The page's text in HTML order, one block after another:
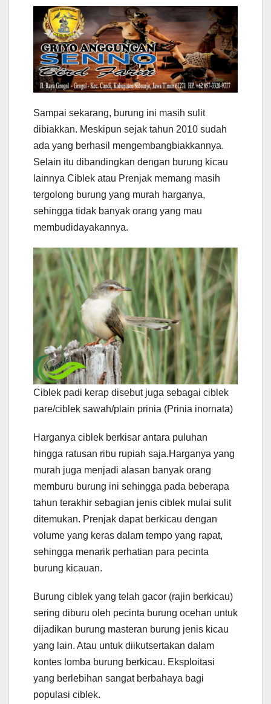
Sampai sekarang, burung ini masih sulit
dibiakkan. Meskipun sejak tahun 2010 sudah
ada yang berhasil mengembangbiakkannya.
Selain itu dibandingkan dengan burung kicau
lainnya Ciblek atau Prenjak memang masih
tergolong burung yang murah harganya,
sehingga tidak banyak orang yang mau
membudidayakannya.
Ciblek padi kerap disebut juga sebagai ciblek
pare/ciblek sawah/plain prinia (Prinia inornata)
Harganya ciblek berkisar antara puluhan
hingga ratusan ribu rupiah saja.Harganya yang
murah juga menjadi alasan banyak orang
memburu burung ini sehingga pada beberapa
tahun terakhir sebagian jenis ciblek mulai sulit
ditemukan. Prenjak dapat berkicau dengan
volume yang keras dalam tempo yang rapat,
sehingga menarik perhatian para pecinta
burung kicauan.
Burung ciblek yang telah gacor (rajin berkicau)
sering diburu oleh pecinta burung ocehan untuk
dijadikan burung masteran burung jenis kicau
yang lain. Atau untuk diikutsertakan dalam
kontes lomba burung berkicau. Eksploitasi
yang berlebihan sangat berbahaya bagi
populasi ciblek.